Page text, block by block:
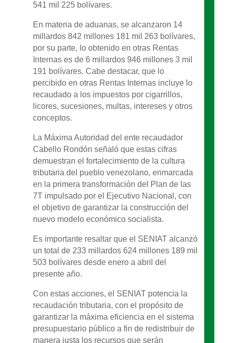
541 mil 225 bolívares.
En materia de aduanas, se alcanzaron 14
millardos 842 millones 181 mil 263 bolívares,
por su parte, lo obtenido en otras Rentas
Internas es de 6 millardos 946 millones 3 mil
191 bolívares. Cabe destacar, que lo
percibido en otras Rentas Internas incluye lo
recaudado a los impuestos por cigarrillos,
licores, sucesiones, multas, intereses y otros
conceptos.
La Máxima Autoridad del ente recaudador
Cabello Rondón señaló que estas cifras
demuestran el fortalecimiento de la cultura
tributaria del pueblo venezolano, enmarcada
en la primera transformación del Plan de las
7T impulsado por el Ejecutivo Nacional, con
el objetivo de garantizar la construcción del
nuevo modelo económico socialista.
Es importante resaltar que el SENIAT alcanzó
un total de 233 millardos 624 millones 189 mil
503 bolívares desde enero a abril del
presente año.
Con estas acciones, el SENIAT potencia la
recaudación tributaria, con el propósito de
garantizar la máxima eficiencia en el sistema
presupuestario público a fin de redistribuir de
manera justa los recursos que serán